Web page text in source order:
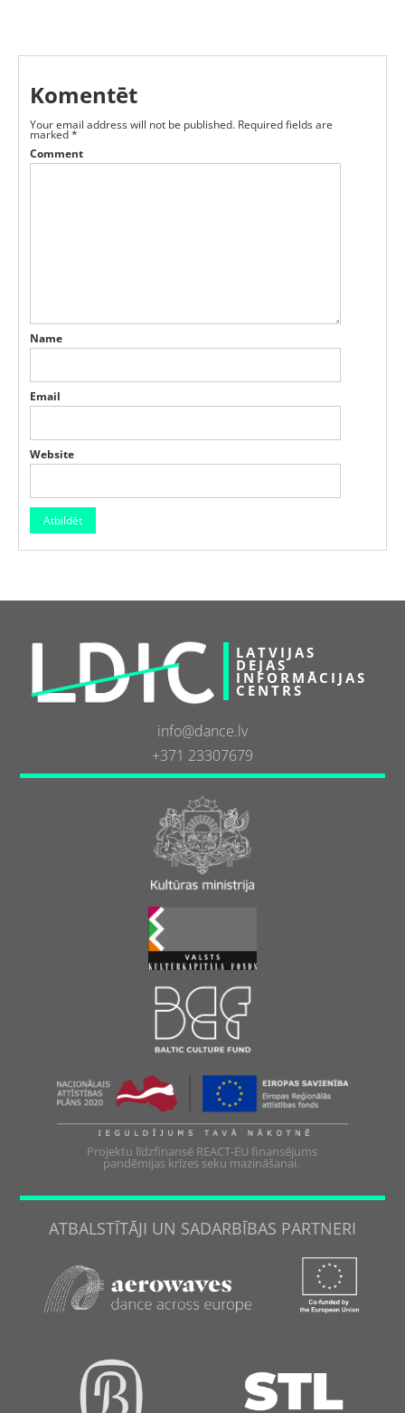
Komentēt
Your email address will not be published. Required fields are
marked*
Comment
Name
Email
Website
LATVIJAS
DEJAS
INFORMĀCIJAS
CENTRS
info@dance.lv
+371 23307679
Projektu līdzfinansē REACT-EU finansējums
pandēmijas krīzes seku mazināšanai.
ATBALSTĪTĀJI UN SADARBĪBAS PARTNERI